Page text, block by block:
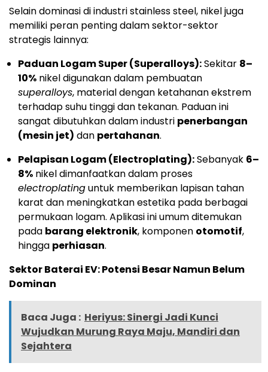
Selain dominasi di industri stainless steel, nikel juga
memiliki peran penting dalam sektor-sektor
strategis lainnya:
Paduan Logam Super (Superalloys):Sekitar 8–
10% nikel digunakan dalam pembuatan
superalloys, material dengan ketahanan ekstrem
terhadap suhu tinggi dan tekanan. Paduan ini
sangat dibutuhkan dalam industri penerbangan
(mesin jet) dan pertahanan.
Pelapisan Logam (Electroplating):Sebanyak 6–
8% nikel dimanfaatkan dalam proses
electroplatinguntuk memberikan lapisan tahan
karat dan meningkatkan estetika pada berbagai
permukaan logam. Aplikasi ini umum ditemukan
pada barang elektronik, komponen otomotif,
hingga perhiasan.
Sektor Baterai EV: Potensi Besar Namun Belum
Dominan
Baca Juga : Heriyus: Sinergi Jadi Kunci
Wujudkan Murung Raya Maju, Mandiri dan
Sejahtera